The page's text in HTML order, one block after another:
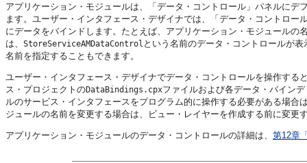
アプリケーション・モジュールは、「データ・コントロール」パネルにデ
ます。ユーザー・インタフェース・デザイナでは、「データ・コントロ
にデータをバインドします。たとえば、アプリケーション・モジュールの
は、 StoreServiceAMDataControl という名前のデータ・コントロールが
名前を指定することもできます。
ユーザー・インタフェース・デザイナでデータ・コントロールを操作す
ス・プロジェクトのDataBindings.cpxファイルおよび各データ・バイン
ルのサービス・インタフェースをプログラム的に操作する必要がある場
ジュールの名前を変更する場合は、ビュー・レイヤーを作成する前に変更
アプリケーション・モジュールのデータ・コントロールの詳細は、 第12章